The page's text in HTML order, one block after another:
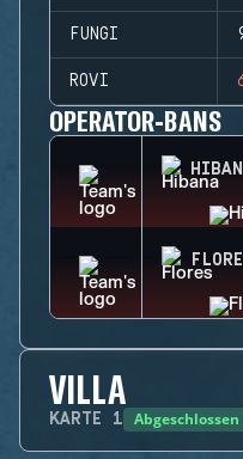
FUNGI
ROVI
OPERATOR-BANS
VILLA
KARTE 1 Abgeschlossen